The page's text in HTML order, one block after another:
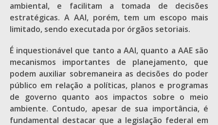
ambiental, e facilitam a tomada de decisões
estratégicas. A AAI, porém, tem um escopo mais
limitado, sendo executada por órgãos setoriais.
É inquestionável que tanto a AAI, quanto a AAE são
mecanismos importantes de planejamento, que
podem auxiliar sobremaneira as decisões do poder
público em relação a políticas, planos e programas
de governo quanto aos impactos sobre o meio
ambiente. Contudo, apesar de sua importância, é
fundamental destacar que a legislação federal em